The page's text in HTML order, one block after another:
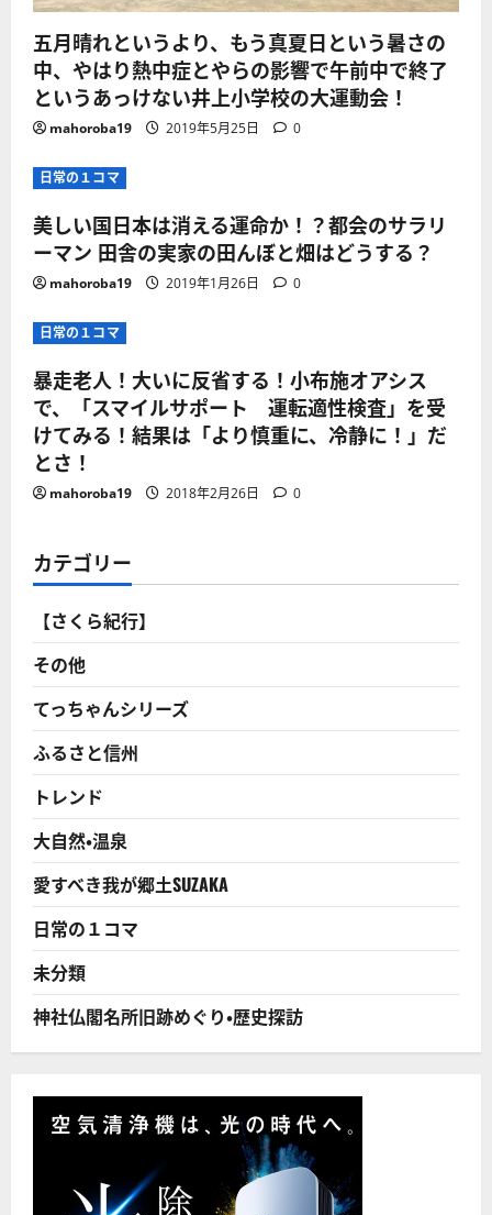
五月晴れというより、もう真夏日という暑さの
中、やはり熱中症とやらの影響で午前中で終了
というあっけない井上小学校の大運動会！
mahoroba19 2019年5月25日 0
日常の１コマ
美しい国日本は消える運命か！？都会のサラリ
ーマン 田舎の実家の田んぼと畑はどうする？
mahoroba19 2019年1月26日 0
日常の１コマ
暴走老人！大いに反省する！小布施オアシス
で、「スマイルサポート 運転適性検査」を受
けてみる！結果は「より慎重に、冷静に！」だ
とさ！
mahoroba19 2018年2月26日 0
カテゴリー
【さくら紀行】
その他
てっちゃんシリーズ
ふるさと信州
トレンド
大自然・温泉
愛すべき我が郷土SUZAKA
日常の１コマ
未分類
神社仏閣名所旧跡めぐり・歴史探訪